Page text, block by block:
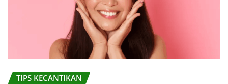
TIPS KECANTIKAN